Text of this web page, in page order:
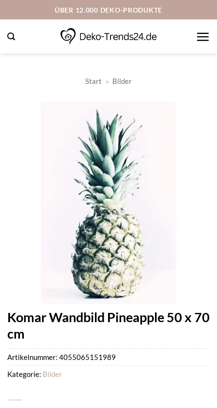
Inhalt
springen
ÜBER 12.000 DEKO-PRODUKTE
Start » Bilder
Komar Wandbild Pineapple 50 x 70
cm
Artikelnummer: 4055065151989
Kategorie: Bilder